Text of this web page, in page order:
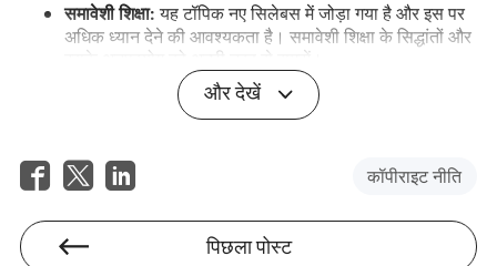
समावेशी शिक्षा: यह टॉपिक नए सिलेबस में जोड़ा गया है और इस पर
अधिक ध्यान देने की आवश्यकता है। समावेशी शिक्षा के सिद्धांतों और
इसके अनुप्रयोग को अच्छी तरह से समझें।
बाल विकास के सिद्धांत:
पियाजे, कोलबर्ग, और वायगोत्स्की के
सिद्धांतों को विस्तार से समझें और इनके अनुप्रयोगों पर ध्यान दें।
विभिन्न शिक्षण विधियों जैसे प्रोजेक्ट विधि, खेल
भाषा (Language I और Language II)
भाषा सेक्शन में आपको व्याकरण, समझ, और शिक्षण विधियों पर ध्यान देना
चाहिए। इस सेक्शन में निम्नलिखित टॉपिक्स पर अधिक ध्यान दें:
और देखें
कॉपीराइट नीति
पिछला पोस्ट